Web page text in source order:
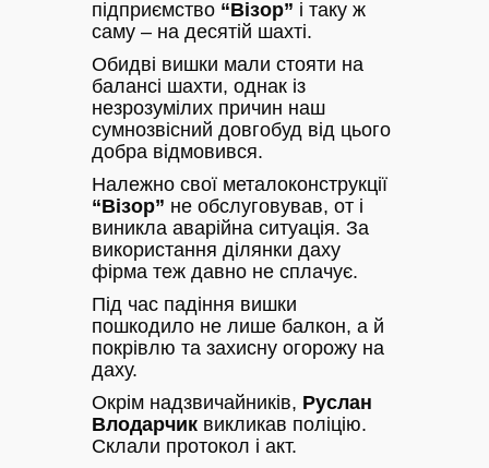
підприємство “Візор” і таку ж
саму – на десятій шахті.
Обидві вишки мали стояти на
балансі шахти, однак із
незрозумілих причин наш
сумнозвісний довгобуд від цього
добра відмовився.
Належно свої металоконструкції
“Візор” не обслуговував, от і
виникла аварійна ситуація. За
використання ділянки даху
фірма теж давно не сплачує.
Під час падіння вишки
пошкодило не лише балкон, а й
покрівлю та захисну огорожу на
даху.
Окрім надзвичайників, Руслан
Влодарчик викликав поліцію.
Склали протокол і акт.